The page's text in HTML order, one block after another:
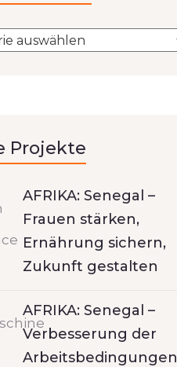
Projekte
AFRIKA: Senegal –
Frauen stärken,
Ernährung sichern,
Zukunft gestalten
AFRIKA: Senegal –
Verbesserung der
Arbeitsbedingungen